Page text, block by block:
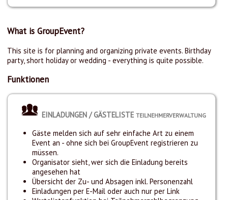
What is GroupEvent?
This site is for planning and organizing private events. Birthday
party, short holiday or wedding - everything is quite possible.
Funktionen
EINLADUNGEN / GÄSTELISTE TEILNEHMERVERWALTUNG
Gäste melden sich auf sehr einfache Art zu einem
Event an - ohne sich bei GroupEvent registrieren zu
müssen.
Organisator sieht, wer sich die Einladung bereits
angesehen hat
Übersicht der Zu- und Absagen inkl. Personenzahl
Einladungen per E-Mail oder auch nur per Link